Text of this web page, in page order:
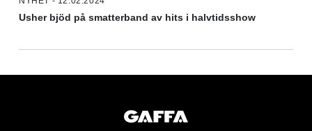
Usher bjöd på smatterband av hits i halvtidsshow